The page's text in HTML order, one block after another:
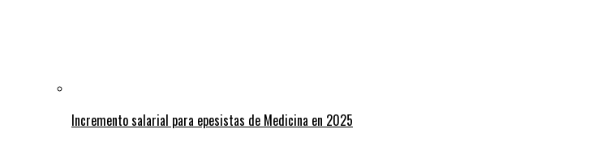
Incremento salarial para epesistas de Medicina en 2025